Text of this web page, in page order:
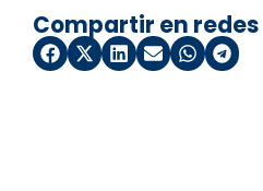
Compartir en redes